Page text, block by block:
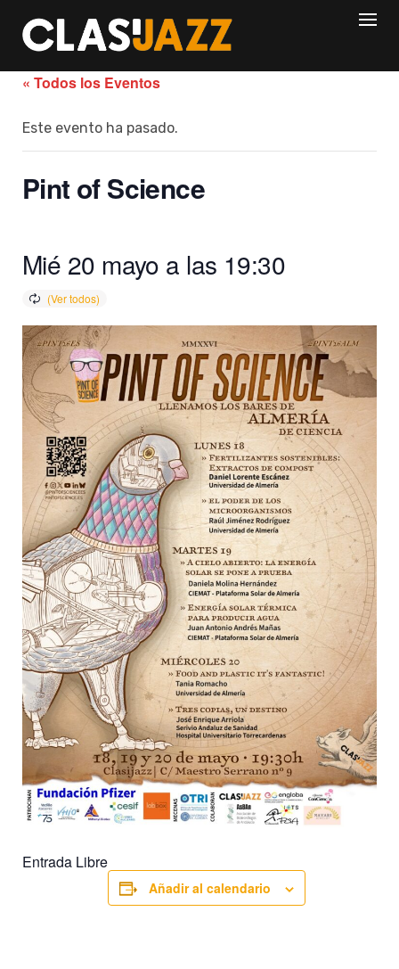
content
« Todos los Eventos
Este evento ha pasado.
Pint of Science
Mié 20 mayo a las 19:30
Entrada Libre
Añadir al calendario